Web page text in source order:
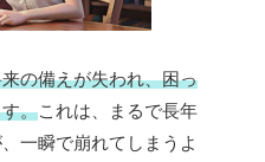
の備えが失われ、困っ
。これは、まるで長年
一瞬で崩れてしまうよ